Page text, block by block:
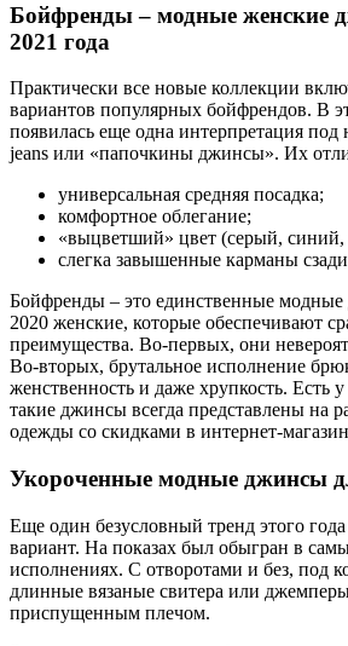
Бойфренды – модные женские
2021 года
Практически все новые коллекции
вариантов популярных бойфрендов. В
появилась еще одна интерпретация под
jeans или «папочкины джинсы». Их
универсальная средняя посадка;
комфортное облегание;
«выцветший» цвет (серый,
слегка завышенные карманы
Бойфренды – это единственные
2020 женские, которые обеспечивают
преимущества. Во-первых, они
Во-вторых, брутальное исполнение
женственность и даже хрупкость. Есть
такие джинсы всегда представлены на
одежды со скидками в интернет-
Укороченные модные джинсы
Еще один безусловный тренд этого
вариант. На показах был обыгран в
исполнениях. С отворотами и без, под
длинные вязаные свитера или
приспущенным плечом.